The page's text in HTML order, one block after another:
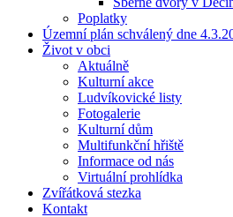
Poplatky
Územní plán schválený dne
Život v obci
Aktuálně
Kulturní akce
Ludvíkovické listy
Fotogalerie
Kulturní dům
Multifunkční hřiště
Informace od nás
Virtuální prohlídka
Zvířátková stezka
Kontakt